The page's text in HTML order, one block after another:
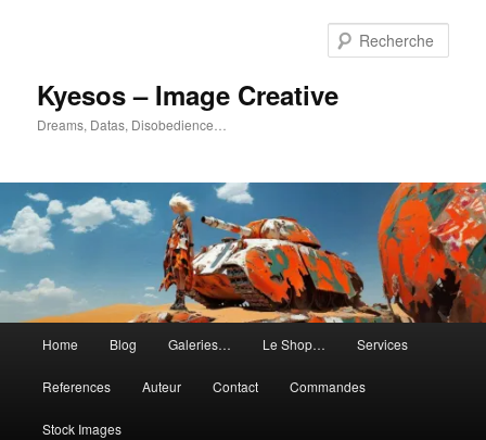
Kyesos – Image Creative
Dreams, Datas, Disobedience…
principal
Home Blog Galeries… Le Shop… Services
References Auteur Contact Commandes
Stock Images